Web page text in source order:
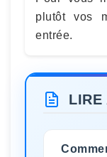
plutôt vos
entrée.
LIRE